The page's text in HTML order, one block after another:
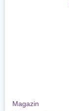
Magazin